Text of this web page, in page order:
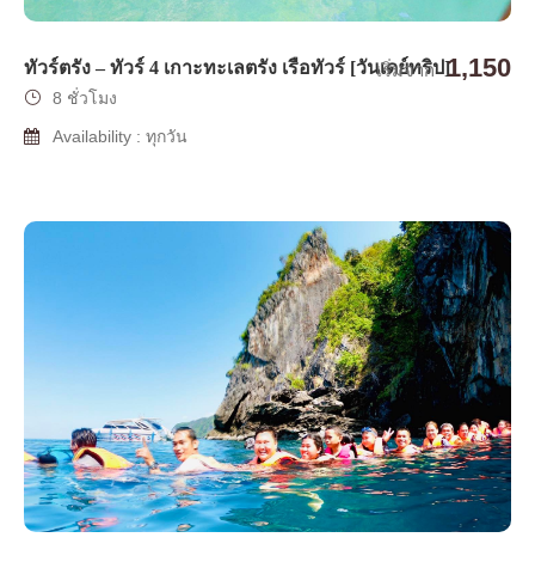
ทัวร์ตรัง – ทัวร์ 4 เกาะทะเลตรัง เรือทัวร์ [วันเดย์ทริป]
เริ่มจาก 1,150
8 ชั่วโมง
Availability : ทุกวัน